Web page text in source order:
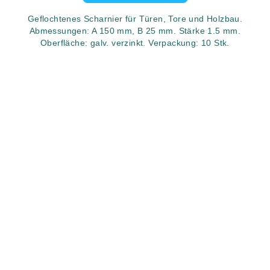
Geflochtenes Scharnier für Türen, Tore und Holzbau.
Abmessungen: A 150 mm, B 25 mm. Stärke 1.5 mm.
Oberfläche: galv. verzinkt. Verpackung: 10 Stk.